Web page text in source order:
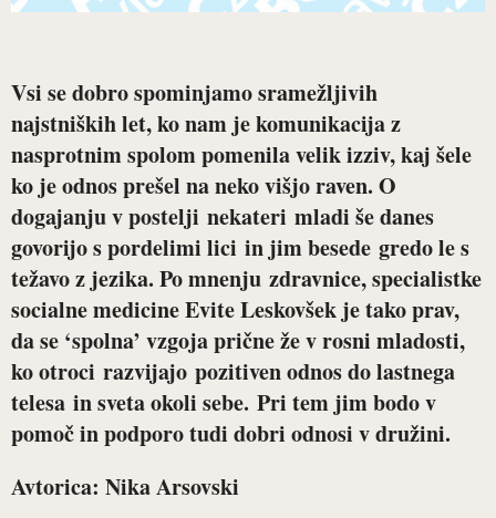
Vsi se dobro spominjamo sramežljivih
najstniških let, ko nam je komunikacija z
nasprotnim spolom pomenila velik izziv, kaj šele
ko je odnos prešel na neko višjo raven. O
dogajanju v postelji nekateri mladi še danes
govorijo s pordelimi lici in jim besede gredo le s
težavo z jezika. Po mnenju zdravnice, specialistke
socialne medicine Evite Leskovšek je tako prav,
da se ‘spolna’ vzgoja prične že v rosni mladosti,
ko otroci razvijajo pozitiven odnos do lastnega
telesa in sveta okoli sebe. Pri tem jim bodo v
pomoč in podporo tudi dobri odnosi v družini.
Avtorica: Nika Arsovski